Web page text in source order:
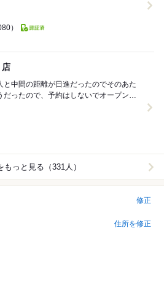
）
店
もっと見る（331人）
修正
住所を修正